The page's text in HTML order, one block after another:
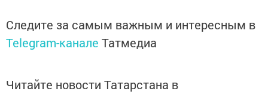
Следите за самым важным и интересным в
Telegram-канале Татмедиа
Читайте новости Татарстана в